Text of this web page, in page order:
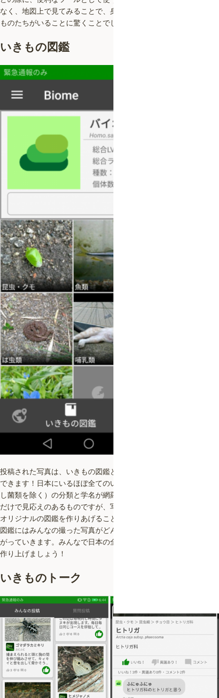
なく、地図上で見てみることで、身近な自然にもたくさんのいき
ものたちがいることに驚くことでしょう。
いきもの図鑑
投稿された写真は、いきもの図鑑としてコレクションすることが
できます！日本にいるほぼ全てのいきもの（６万１２７４種、但
し菌類を除く）の分類と学名が網羅されたいきもの図鑑は、それ
だけで見応えのあるものですが、写真に説明文を加えることで、
オリジナルの図鑑を作りあげることができます。また、いきもの
図鑑にはみんなの撮った写真がどんどんと追加され、完成度が上
がっていきます。みんなで日本の全種をコンプリートした図鑑を
作り上げましょう！
いきものトーク